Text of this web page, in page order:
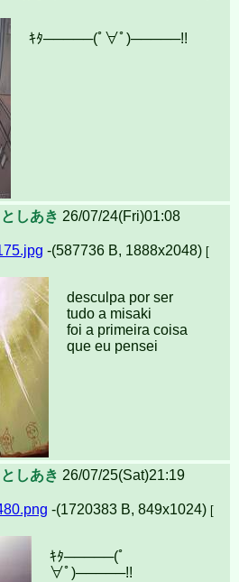
ｷﾀ─────(ﾟ∀ﾟ)︀─────!!︀
としあき 26/07/24(Fri)01:08
-(587736 B, 1888x2048) [
desculpa por ser
tudo a misaki
foi a primeira coisa
que eu pensei
としあき 26/07/25(Sat)21:19
-(1720383 B, 849x1024) [
ｷﾀ─────(ﾟ
∀ﾟ)︀─────!!︀